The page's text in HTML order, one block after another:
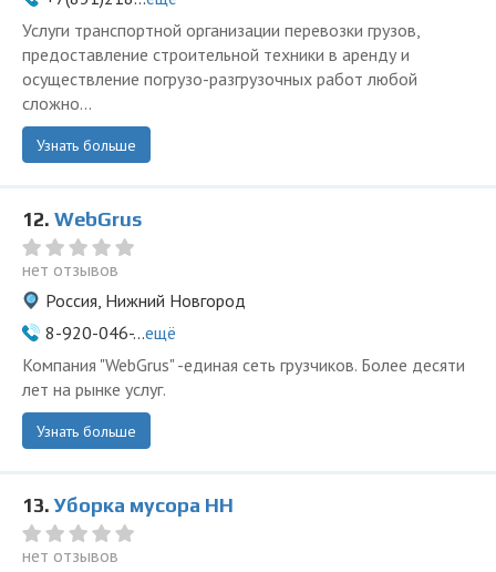
Услуги транспортной организации перевозки грузов,
предоставление строительной техники в аренду и
осуществление погрузо-разгрузочных работ любой
сложно...
Узнать больше
12. WebGrus
нет отзывов
Россия, Нижний Новгород
8-920-046-...ещё
Компания "WebGrus" -единая сеть грузчиков. Более десяти
лет на рынке услуг.
Узнать больше
13.Уборка мусора НН
нет отзывов